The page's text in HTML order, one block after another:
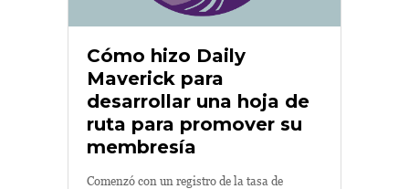
Cómo hizo Daily
Maverick para
desarrollar una hoja de
ruta para promover su
membresía
Comenzó con un registro de la tasa de